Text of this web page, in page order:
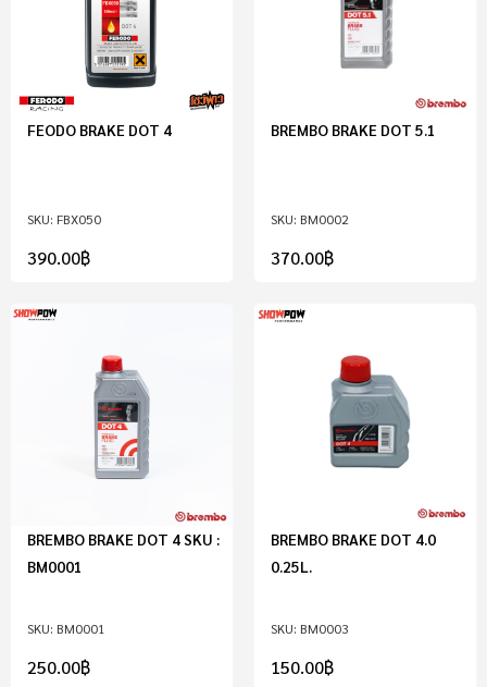
FBX050
FEODO BRAKE DOT 4
390.00฿
BM0002
BREMBO BRAKE DOT 5.1
370.00฿
BM0001
BREMBO BRAKE DOT 4 SKU :
BM0001
250.00฿
BM0003
BREMBO BRAKE DOT 4.0
0.25L.
150.00฿